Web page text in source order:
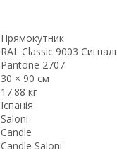
Прямокутник
RAL Classic 9003
Pantone 2707
30 × 90 см
17.88 кг
Іспанія
Saloni
Candle
Candle Saloni